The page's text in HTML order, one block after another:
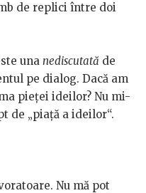
de replici între doi
una nediscutată de
pe dialog. Dacă am
pieței ideilor? Nu mi-
de „piață a ideilor“.
Nu mă pot